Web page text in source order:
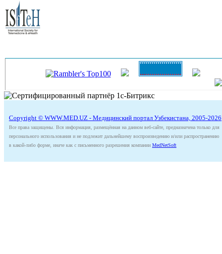
Copyright © WWW.MED.UZ - Медицинский портал Узбекистана, 2005-2026
Все права защищены. Вся информация, размещённая на данном веб-сайте, предназначена только для
персонального использования и не подлежит дальнейшему воспроизведению и/или распространению
в какой-либо форме, иначе как с письменного разрешения компании MedNetSoft